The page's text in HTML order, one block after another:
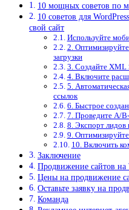
10 мощных советов по
10 советов для
свой сайт
Используйте
2.
загрузки
3. Создайте XML
4. Включите
5.
ссылок
6. Быстрое
7. Проведите A/
8. Экспорт лидов
9.
10. Включить
Заключение
Продвижение сайтов на
Цены на продвижение
Оставьте заявку на
Команда